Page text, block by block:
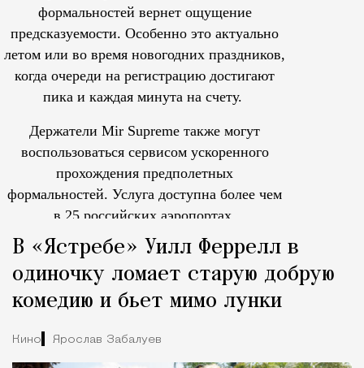
формальностей вернет ощущение
предсказуемости. Особенно это актуально
летом или во время новогодних праздников,
когда очереди на регистрацию достигают
пика и каждая минута на счету.
Держатели Mir Supreme также могут
воспользоваться сервисом ускоренного
прохождения предполетных
формальностей. Услуга доступна более чем
в 25 российских аэропортах.
В «Ястребе» Уилл Феррелл в
одиночку ломает старую добрую
комедию и бьет мимо лунки
Кино Ярослав Забалуев